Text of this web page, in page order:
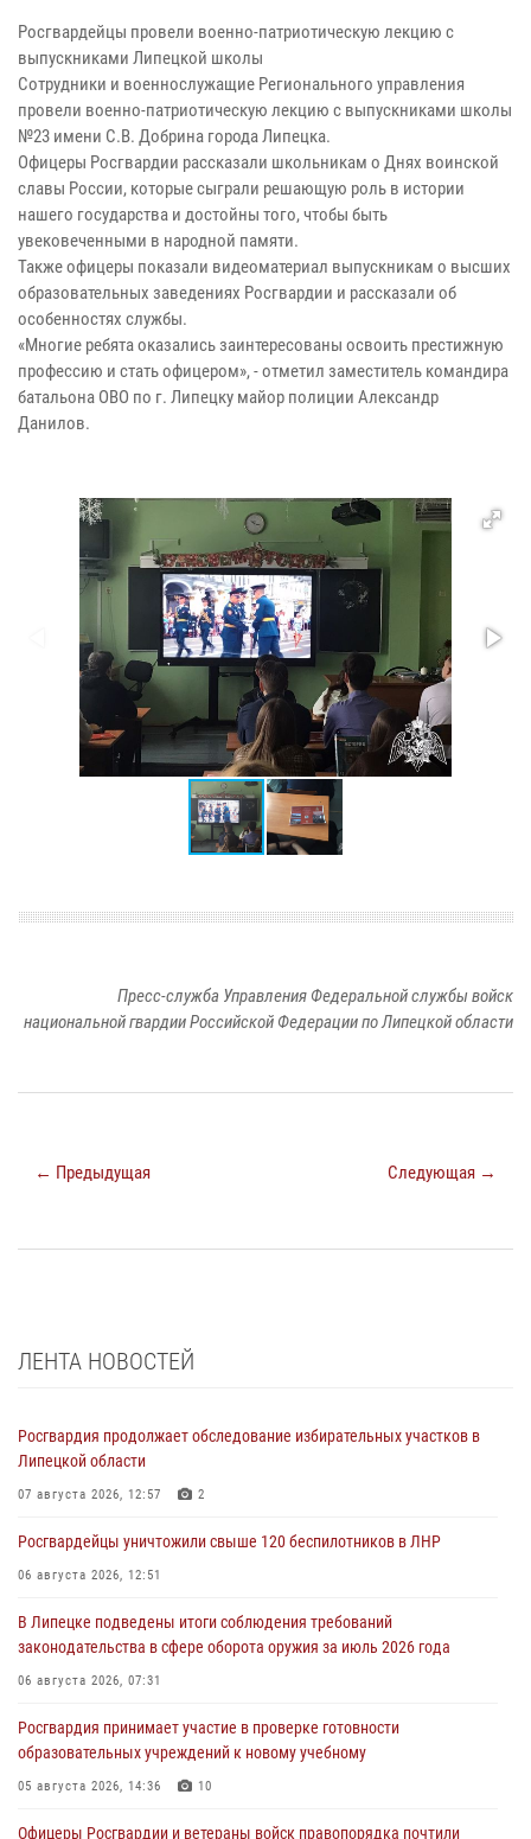
Росгвардейцы провели военно-патриотическую лекцию с
выпускниками Липецкой школы
Сотрудники и военнослужащие Регионального управления
провели военно-патриотическую лекцию с выпускниками школы
№23 имени С.В. Добрина города Липецка.
Офицеры Росгвардии рассказали школьникам о Днях воинской
славы России, которые сыграли решающую роль в истории
нашего государства и достойны того, чтобы быть
увековеченными в народной памяти.
Также офицеры показали видеоматериал выпускникам о высших
образовательных заведениях Росгвардии и рассказали об
особенностях службы.
«Многие ребята оказались заинтересованы освоить престижную
профессию и стать офицером», - отметил заместитель командира
батальона ОВО по г. Липецку майор полиции Александр
Данилов.
Пресс-служба Управления Федеральной службы войск
национальной гвардии Российской Федерации по Липецкой области
← Предыдущая Следующая →
ЛЕНТА НОВОСТЕЙ
Росгвардия продолжает обследование избирательных участков в
Липецкой области
07 августа 2026, 12:57 2
Росгвардейцы уничтожили свыше 120 беспилотников в ЛНР
06 августа 2026, 12:51
В Липецке подведены итоги соблюдения требований
законодательства в сфере оборота оружия за июль 2026 года
06 августа 2026, 07:31
Росгвардия принимает участие в проверке готовности
образовательных учреждений к новому учебному
05 августа 2026, 14:36 10
Офицеры Росгвардии и ветераны войск правопорядка почтили